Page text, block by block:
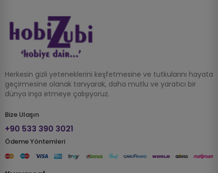
Herkesin gizli yeteneklerini keşfetmesine ve tutkularını hayata
geçirmesine olanak tanıyarak, daha mutlu ve yaratıcı bir
dünya inşa etmeye çalışıyoruz.
Bize Ulaşın
+90 533 390 3021
Ödeme Yöntemleri